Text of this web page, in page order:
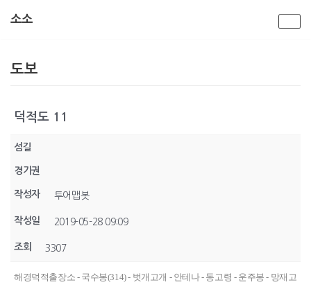
츠
너
기
소소
도보
덕적도 11
섬길
경기권
작성자 투어맵봇
작성일 2019-05-28 09:09
조회 3307
해경덕적출장소 - 국수봉(314) - 벗개고개 - 안테나 - 동고령 - 운주봉 - 망재고